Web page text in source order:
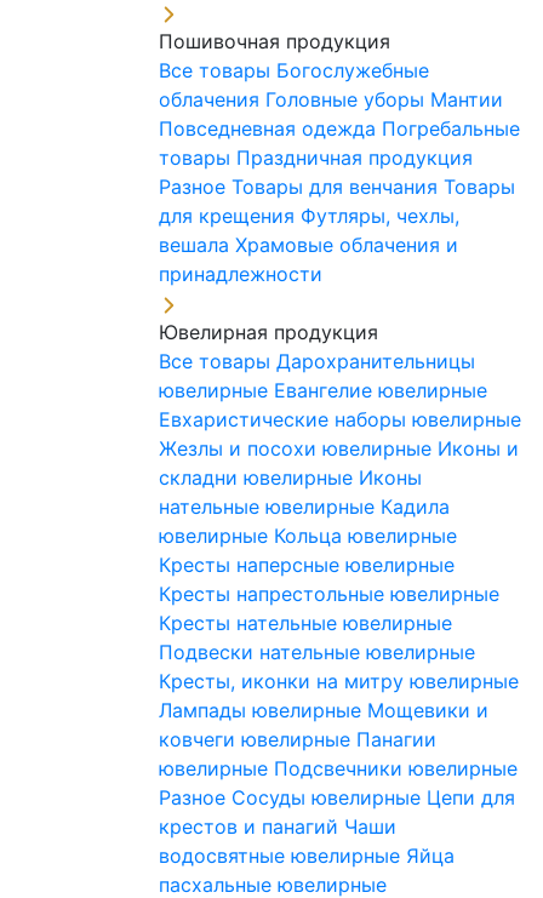
Пошивочная продукция
Все товары Богослужебные
облачения Головные уборы Мантии
Повседневная одежда Погребальные
товары Праздничная продукция
Разное Товары для венчания Товары
для крещения Футляры, чехлы,
вешала Храмовые облачения и
принадлежности
Ювелирная продукция
Все товары Дарохранительницы
ювелирные Евангелие ювелирные
Евхаристические наборы ювелирные
Жезлы и посохи ювелирные Иконы и
складни ювелирные Иконы
нательные ювелирные Кадила
ювелирные Кольца ювелирные
Кресты наперсные ювелирные
Кресты напрестольные ювелирные
Кресты нательные ювелирные
Подвески нательные ювелирные
Кресты, иконки на митру ювелирные
Лампады ювелирные Мощевики и
ковчеги ювелирные Панагии
ювелирные Подсвечники ювелирные
Разное Сосуды ювелирные Цепи для
крестов и панагий Чаши
водосвятные ювелирные Яйца
пасхальные ювелирные